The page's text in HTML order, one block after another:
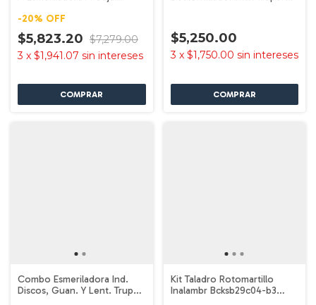
-20% OFF
$5,823.20 $7,279.00
3 x $1,941.07 sin intereses
$5,250.00
3 x $1,750.00 sin intereses
Combo Esmeriladora Ind.
Discos, Guan. Y Lent. Truper
Kit Taladro Rotomartillo
Inalambr Bcksb29c04-b3